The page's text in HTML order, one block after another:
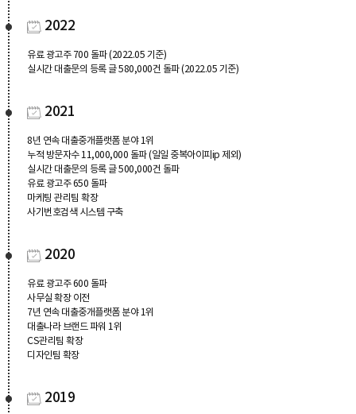
2022
유료 광고주 700 돌파 (2022.05 기준)
실시간 대출문의 등록 글 580,000건 돌파 (2022.05 기준)
2021
8년 연속 대출중개플랫폼 분야 1위
누적 방문자수 11,000,000 돌파 (일일 중복아이피ip 제외)
실시간 대출문의 등록 글 500,000건 돌파
유료 광고주 650 돌파
마케팅 관리팀 확장
사기번호검색 시스템 구축
2020
유료 광고주 600 돌파
사무실 확장 이전
7년 연속 대출중개플랫폼 분야 1위
대출나라 브랜드 파워 1위
CS관리팀 확장
디자인팀 확장
2019